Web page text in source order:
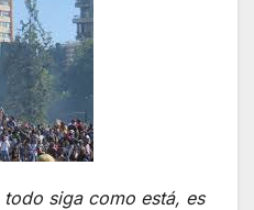
todo siga como está, es